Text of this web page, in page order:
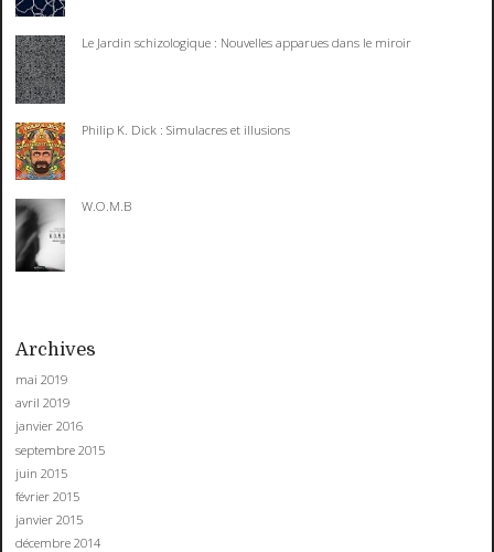
Le Jardin schizologique : Nouvelles apparues dans le miroir
Philip K. Dick : Simulacres et illusions
W.O.M.B
Archives
mai 2019
avril 2019
janvier 2016
septembre 2015
juin 2015
février 2015
janvier 2015
décembre 2014